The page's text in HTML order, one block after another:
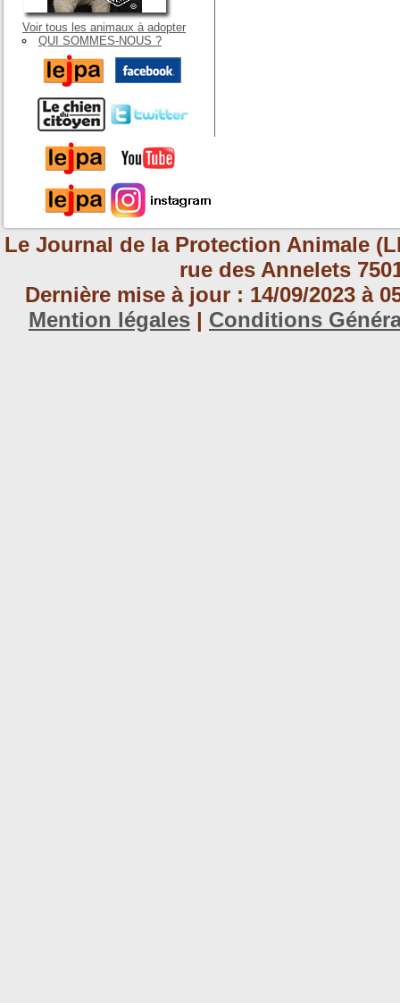
Voir tous les animaux à adopter
QUI SOMMES-NOUS ?
Le Journal de la Protection Animale
rue des Annelets
Dernière mise à jour : 14/09/2023 à
Mention légales | Conditions